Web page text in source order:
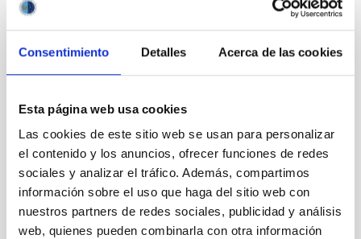
Consentimiento Detalles Acerca de las cookies
Esta página web usa cookies
Las cookies de este sitio web se usan para personalizar
el contenido y los anuncios, ofrecer funciones de redes
sociales y analizar el tráfico. Además, compartimos
información sobre el uso que haga del sitio web con
nuestros partners de redes sociales, publicidad y análisis
web, quienes pueden combinarla con otra información
Mobility